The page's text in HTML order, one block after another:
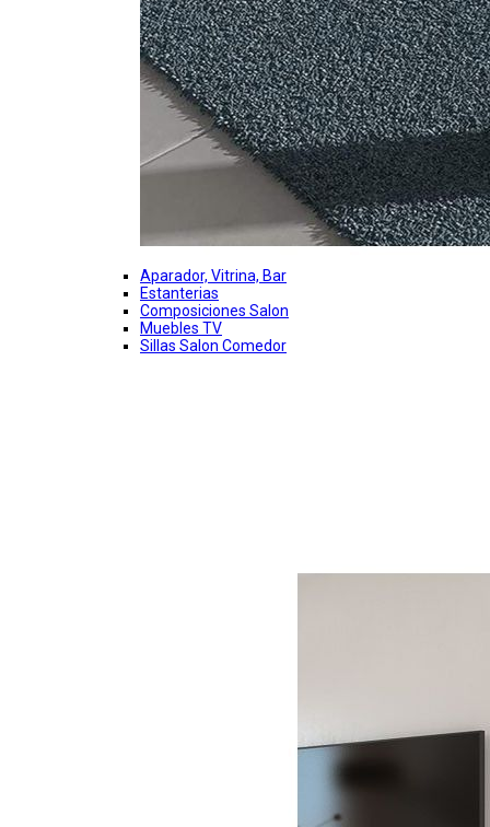
Aparador, Vitrina, Bar
Estanterias
Composiciones Salon
Muebles TV
Sillas Salon Comedor